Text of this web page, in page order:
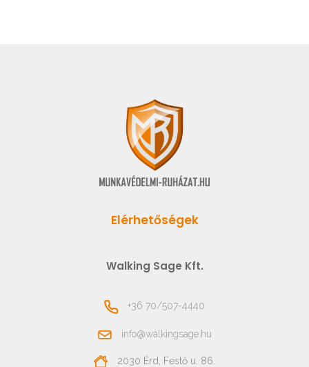
Elérhetőségek
Walking Sage Kft.
+36 70/507-4440
info@walkingsage.hu
2030 Érd, Festő u. 86.